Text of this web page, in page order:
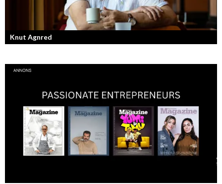
Knut Agnred
Knut Agnred är mannen och den tidlösa legenden inom spektakulära